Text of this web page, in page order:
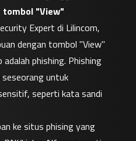
tombol "View"
Expert di Lilincom,
dengan tombol "View"
phishing. Phishing
seseorang untuk
seperti kata sandi
ke situs phising yang